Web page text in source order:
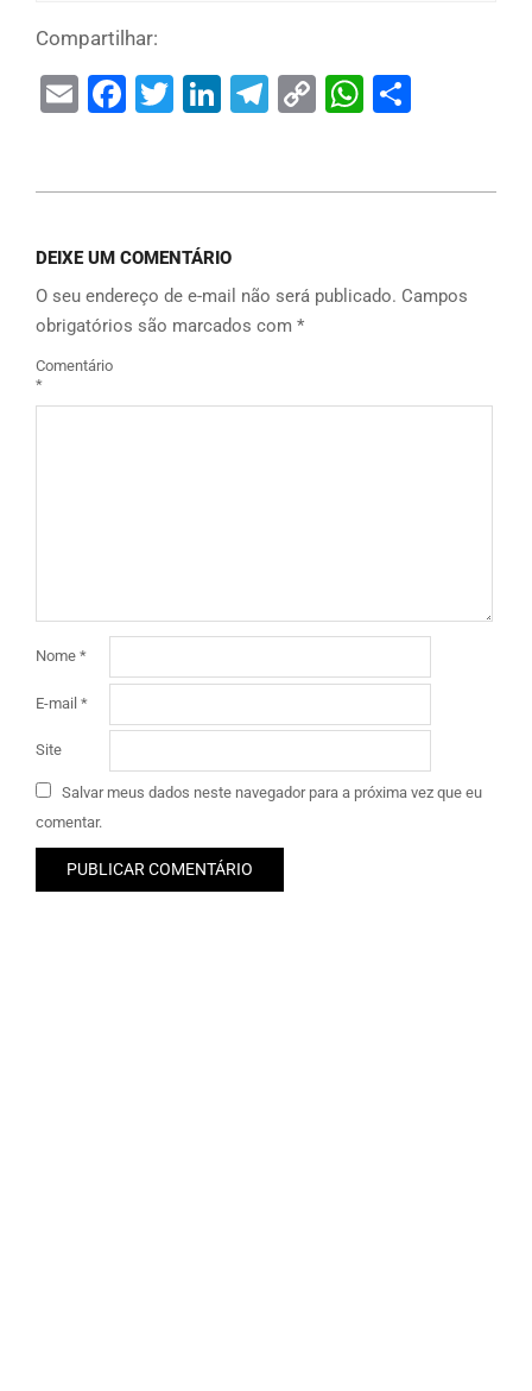
Compartilhar:
EmailFacebook
Twitter
LinkedIn
Telegram
Copy
DEIXE UM COMENTÁRIO
O seu endereço de e-mail não será publicado. Campos
obrigatórios são marcados com *
Comentário
*
Nome *
E-mail *
Site
Salvar meus dados neste navegador para a próxima vez que eu
comentar.